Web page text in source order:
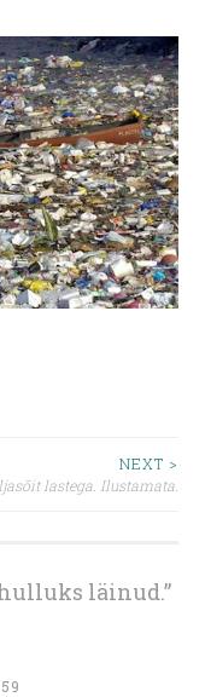
NEXT >
lastega. Ilustamata.
läinud.”